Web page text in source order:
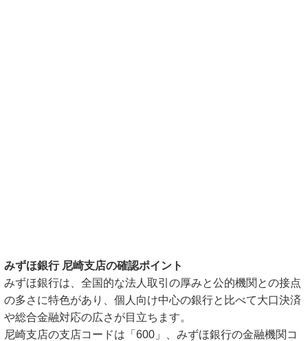
みずほ銀行 尼崎支店の確認ポイント
みずほ銀行は、全国的な法人取引の厚みと公的機関との接点
の多さに特色があり、個人向け中心の銀行と比べて大口決済
や総合金融対応の広さが目立ちます。
尼崎支店の支店コードは「600」、みずほ銀行の金融機関コ